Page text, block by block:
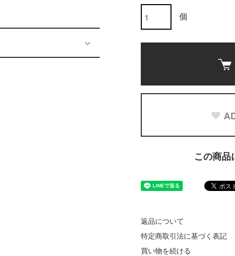
個
この商品
返品について
特定商取引法に基づく表記
買い物を続ける